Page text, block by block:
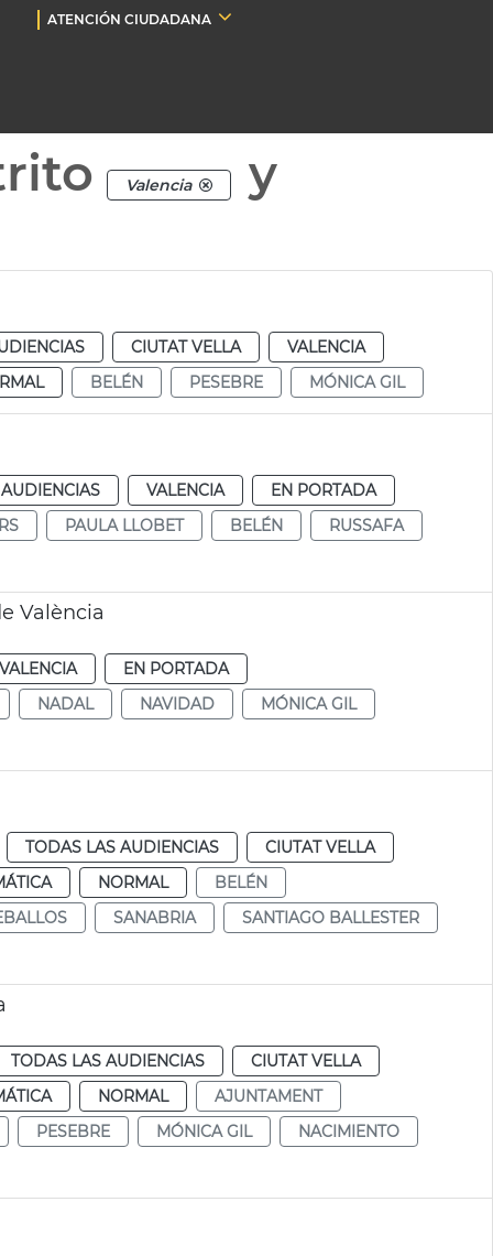
ATENCIÓN CIUDADANA
Valencia
y
CIUTAT VELLA
VALENCIA
BELÉN PESEBRE MÓNICA GIL
VALENCIA
EN PORTADA
PAULA LLOBET BELÉN
RUSSAFA
València
VALENCIA
EN PORTADA
NADAL NAVIDAD
MÓNICA GIL
TODAS LAS AUDIENCIAS
CIUTAT VELLA
NORMAL
BELÉN
SANABRIA
SANTIAGO BALLESTER
TODAS LAS AUDIENCIAS
CIUTAT VELLA
NORMAL
AJUNTAMENT
PESEBRE MÓNICA GIL
NACIMIENTO